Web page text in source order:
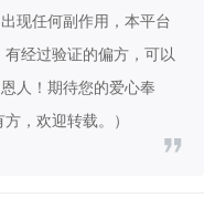
现任何副作用，本平台
经过验证的偏方，可以
人！期待您的爱心奉
，欢迎转载。）